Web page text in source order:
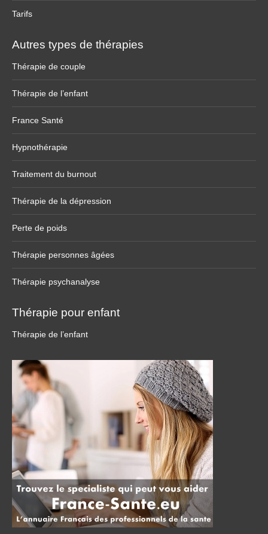
Tarifs
Autres types de thérapies
Thérapie de couple
Thérapie de l’enfant
France Santé
Hypnothérapie
Traitement du burnout
Thérapie de la dépression
Perte de poids
Thérapie personnes âgées
Thérapie psychanalyse
Thérapie pour enfant
Thérapie de l’enfant